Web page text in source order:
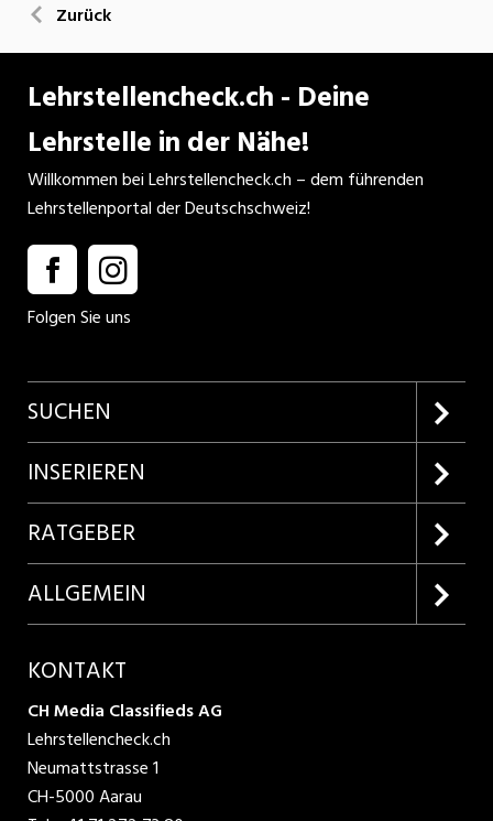
Zurück
Lehrstellencheck.ch - Deine
Lehrstelle in der Nähe!
Willkommen bei Lehrstellencheck.ch – dem führenden
Lehrstellenportal der Deutschschweiz!
Folgen Sie uns
SUCHEN
Firmenprofile entdecken
Lehrstellen suchen
INSERIEREN
Kundenlogin
Inserieren
Produkte
RATGEBER
Lehrberufe entdecken
ALLGEMEIN
AGB
Datenschutzbestimmungen
Nutzungsbedingungen
KONTAKT
CH Media Classifieds AG
Lehrstellencheck.ch
Neumattstrasse 1
CH-5000 Aarau